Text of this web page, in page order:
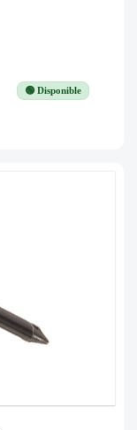
🟢 Disponible